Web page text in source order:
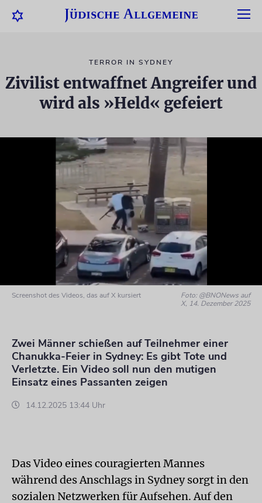
TERROR IN SYDNEY
Zivilist entwaffnet Angreifer und
wird als »Held« gefeiert
Screenshot des Videos, das auf X kursiert
Foto: @BNONews auf
X, 14. Dezember 2025
Zwei Männer schießen auf Teilnehmer einer
Chanukka-Feier in Sydney: Es gibt Tote und
Verletzte. Ein Video soll nun den mutigen
Einsatz eines Passanten zeigen
14.12.2025 13:44 Uhr
Das Video eines couragierten Mannes
während des Anschlags in Sydney sorgt in den
sozialen Netzwerken für Aufsehen. Auf den